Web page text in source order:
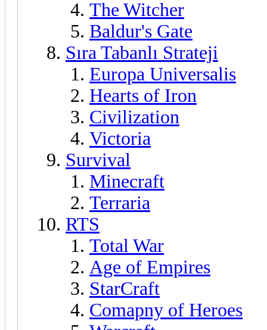
The Witcher
Baldur's Gate
Sıra Tabanlı Strateji
Europa Universalis
Hearts of Iron
Civilization
Victoria
Survival
Minecraft
Terraria
RTS
Total War
Age of Empires
StarCraft
Comapny of Heroes